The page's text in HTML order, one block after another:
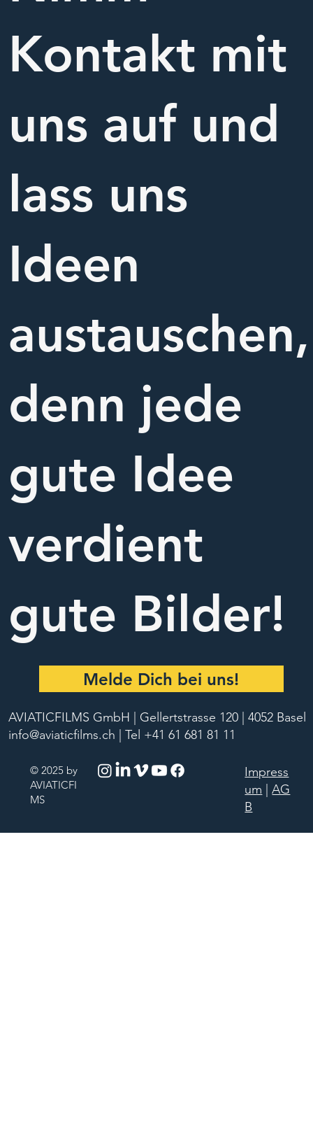
Kontakt mit
uns auf und
lass uns
Ideen
austauschen,
denn jede
gute Idee
verdient
gute Bilder!
Melde Dich bei uns!
AVIATICFILMS GmbH | Gellertstrasse 120 | 4052 Basel
info@aviaticfilms.ch | Tel +41 61 681 81 11
© 2025 by
AVIATICFI
MS
Impress
um |AG
B